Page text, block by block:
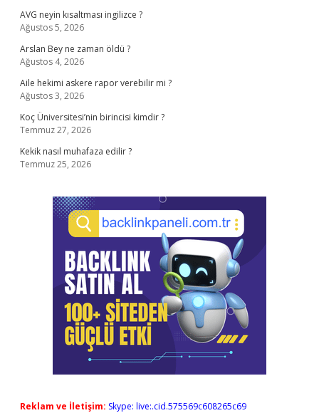
AVG neyin kısaltması ingilizce ?
Ağustos 5, 2026
Arslan Bey ne zaman öldü ?
Ağustos 4, 2026
Aile hekimi askere rapor verebilir mi ?
Ağustos 3, 2026
Koç Üniversitesi’nin birincisi kimdir ?
Temmuz 27, 2026
Kekik nasıl muhafaza edilir ?
Temmuz 25, 2026
Reklam ve İletişim: Skype: live:.cid.575569c608265c69